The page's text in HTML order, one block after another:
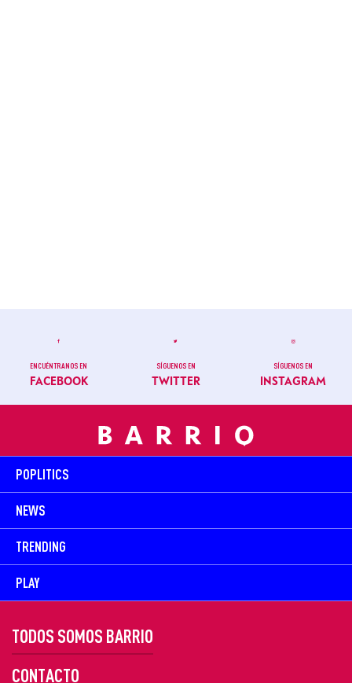
ENCUÉNTRANOS EN
FACEBOOK
SÍGUENOS EN
TWITTER
SÍGUENOS EN
INSTAGRAM
POPLITICS
NEWS
TRENDING
PLAY
TODOS SOMOS BARRIO
CONTACTO